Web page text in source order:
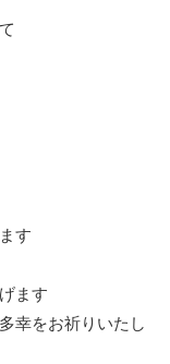
す
ます
幸をお祈りいたし